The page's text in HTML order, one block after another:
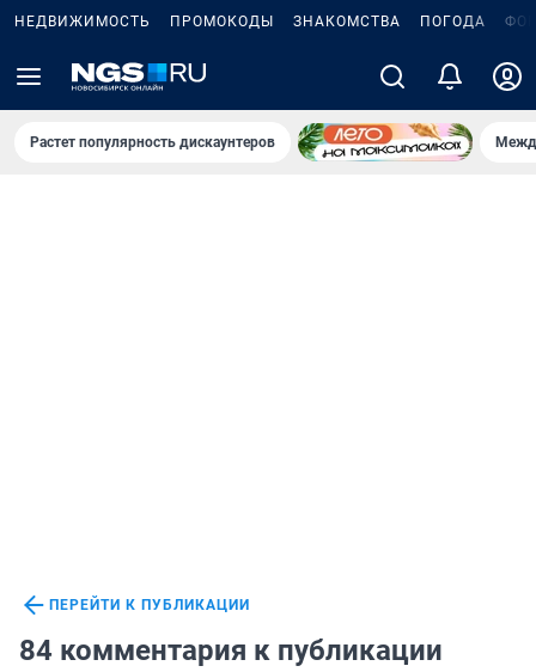
НЕДВИЖИМОСТЬ ПРОМОКОДЫ ЗНАКОМСТВА ПОГОДА
Растет популярность дискаунтеров
ПЕРЕЙТИ К ПУБЛИКАЦИИ
84 комментария к публикации